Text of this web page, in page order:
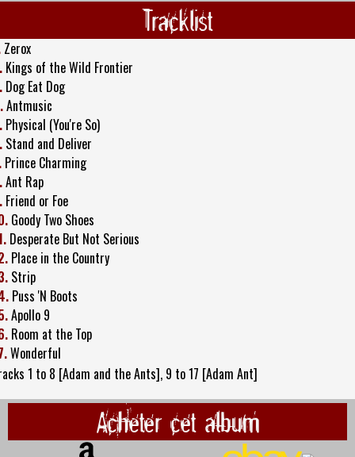
Tracklist
Zerox
Kings of the Wild Frontier
Dog Eat Dog
Antmusic
Physical (You're So)
Stand and Deliver
Prince Charming
Ant Rap
Friend or Foe
Goody Two Shoes
Desperate But Not Serious
Place in the Country
Strip
Puss 'N Boots
Apollo 9
Room at the Top
Wonderful
1 to 8 [Adam and the Ants], 9 to 17 [Adam Ant]
Acheter cet album